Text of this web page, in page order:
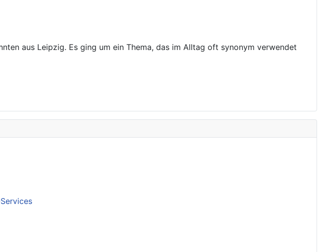
aus Leipzig. Es ging um ein Thema, das im Alltag oft synonym verwendet